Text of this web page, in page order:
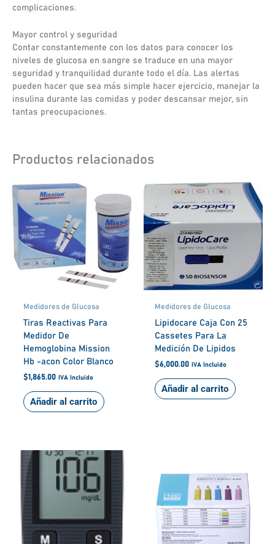
complicaciones.
Mayor control y seguridad
Contar constantemente con los datos para conocer los
niveles de glucosa en sangre se traduce en una mayor
seguridad y tranquilidad durante todo el día. Las alertas
pueden hacer que sea más simple hacer ejercicio, manejar la
insulina durante las comidas y poder descansar mejor, sin
tantas preocupaciones.
Productos relacionados
Medidores de Glucosa
Tiras Reactivas Para
Medidor De
Hemoglobina Mission
Hb -acon Color Blanco
$1,865.00 IVA Incluido
Añadir al carrito
Medidores de Glucosa
Lipidocare Caja Con 25
Cassetes Para La
Medición De Lipidos
$6,000.00 IVA Incluido
Añadir al carrito